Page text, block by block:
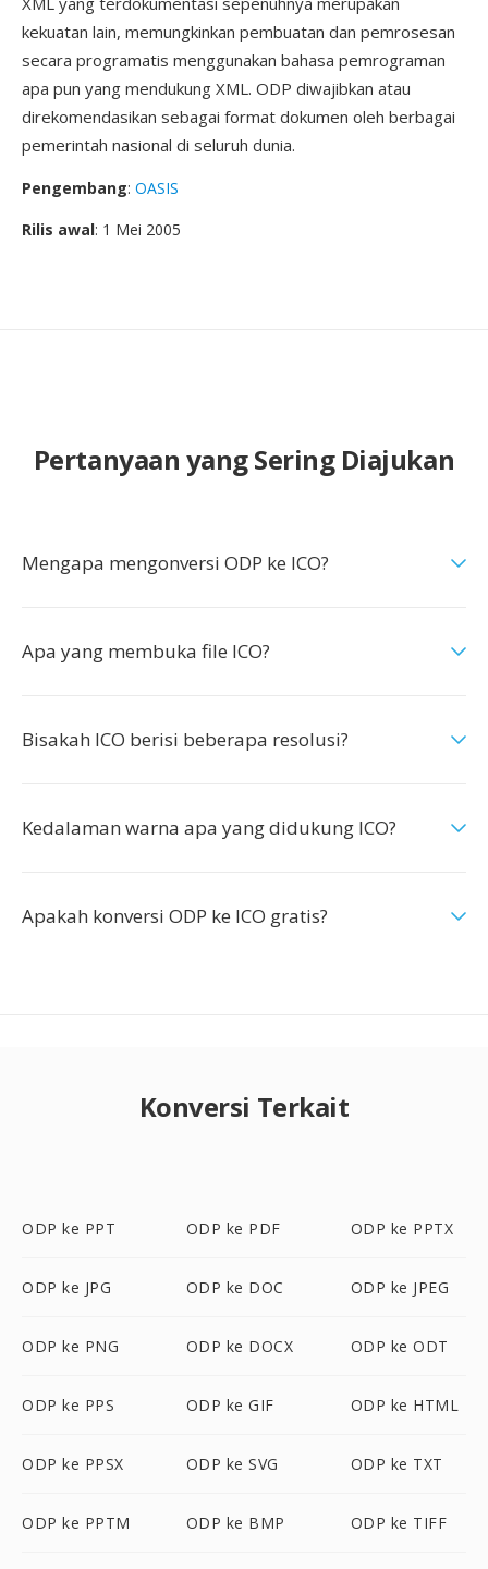
kekuatan lain, memungkinkan pembuatan dan pemrosesan
secara programatis menggunakan bahasa pemrograman
apa pun yang mendukung XML. ODP diwajibkan atau
direkomendasikan sebagai format dokumen oleh berbagai
pemerintah nasional di seluruh dunia.
Pengembang: OASIS
Rilis awal: 1 Mei 2005
Pertanyaan yang Sering Diajukan
Mengapa mengonversi ODP ke ICO?
Apa yang membuka file ICO?
Bisakah ICO berisi beberapa resolusi?
Kedalaman warna apa yang didukung ICO?
Apakah konversi ODP ke ICO gratis?
Konversi Terkait
ODP ke PPT ODP ke PDF ODP ke PPTX
ODP ke JPG ODP ke DOC ODP ke JPEG
ODP ke PNG ODP ke DOCX ODP ke ODT
ODP ke PPS ODP ke GIF ODP ke HTML
ODP ke PPSX ODP ke SVG ODP ke TXT
ODP ke PPTM ODP ke BMP ODP ke TIFF